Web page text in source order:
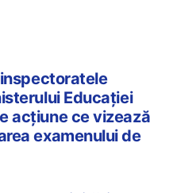
Educației
acțiune ce vizează
examenului de